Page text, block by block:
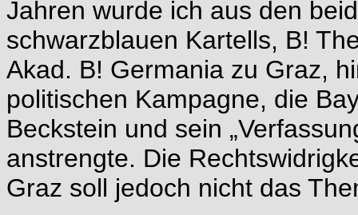
Jahren wurde ich aus den
schwarzblauen Kartells, B!
Akad. B! Germania zu Graz,
politischen Kampagne, die
Beckstein und sein
anstrengte. Die
Graz soll jedoch nicht das